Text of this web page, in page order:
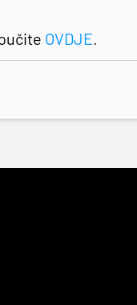
OVDJE.